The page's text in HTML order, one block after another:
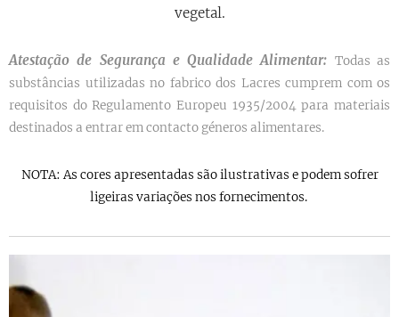
vegetal.
Atestação de Segurança e Qualidade Alimentar: Todas as
substâncias utilizadas no fabrico dos Lacres cumprem com os
requisitos do Regulamento Europeu 1935/2004 para materiais
destinados a entrar em contacto géneros alimentares.
NOTA: As cores apresentadas são ilustrativas e podem sofrer
ligeiras variações nos fornecimentos.